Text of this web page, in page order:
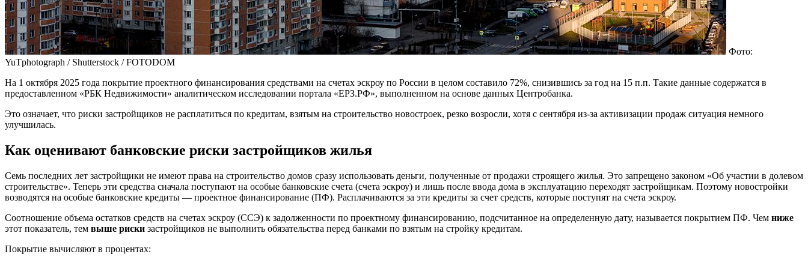
Фото:
YuTphotograph / Shutterstock / FOTODOM
На 1 октября 2025 года покрытие проектного финансирования средствами на счетах эскроу по России в целом составило 72%, снизившись за год на 15 п.п. Такие данные содержатся в
предоставленном «РБК Недвижимости» аналитическом исследовании портала «ЕРЗ.РФ», выполненном на основе данных Центробанка.
Это означает, что риски застройщиков не расплатиться по кредитам, взятым на строительство новостроек, резко возросли, хотя с сентября из-за активизации продаж ситуация немного
улучшилась.
Как оценивают банковские риски застройщиков жилья
Семь последних лет застройщики не имеют права на строительство домов сразу использовать деньги, полученные от продажи строящего жилья. Это запрещено законом «Об участии в долевом
строительстве». Теперь эти средства сначала поступают на особые банковские счета (счета эскроу) и лишь после ввода дома в эксплуатацию переходят застройщикам. Поэтому новостройки
возводятся на особые банковские кредиты — проектное финансирование (ПФ). Расплачиваются за эти кредиты за счет средств, которые поступят на счета эскроу.
Соотношение объема остатков средств на счетах эскроу (ССЭ) к задолженности по проектному финансированию, подсчитанное на определенную дату, называется покрытием ПФ. Чем ниже
этот показатель, тем выше риски застройщиков не выполнить обязательства перед банками по взятым на стройку кредитам.
Покрытие вычисляют в процентах: